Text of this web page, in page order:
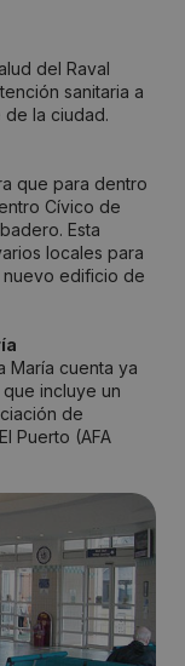
del Raval
sanitaria a
la ciudad.
que para dentro
Cívico de
Esta
locales para
nuevo edificio de
María cuenta ya
incluye un
de
Puerto (AFA